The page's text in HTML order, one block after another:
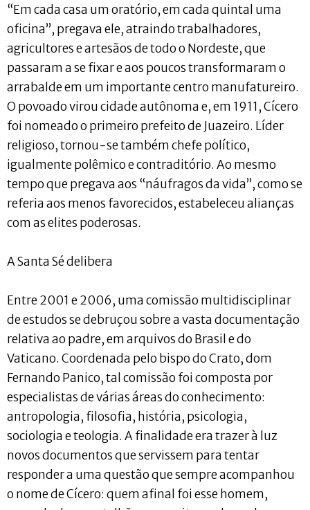
“Em cada casa um oratório, em cada quintal uma
oficina”, pregava ele, atraindo trabalhadores,
agricultores e artesãos de todo o Nordeste, que
passaram a se fixar e aos poucos transformaram o
arrabalde em um importante centro manufatureiro.
O povoado virou cidade autônoma e, em 1911, Cícero
foi nomeado o primeiro prefeito de Juazeiro. Líder
religioso, tornou-se também chefe político,
igualmente polêmico e contraditório. Ao mesmo
tempo que pregava aos “náufragos da vida”, como se
referia aos menos favorecidos, estabeleceu alianças
com as elites poderosas.
A Santa Sé delibera
Entre 2001 e 2006, uma comissão multidisciplinar
de estudos se debruçou sobre a vasta documentação
relativa ao padre, em arquivos do Brasil e do
Vaticano. Coordenada pelo bispo do Crato, dom
Fernando Panico, tal comissão foi composta por
especialistas de várias áreas do conhecimento:
antropologia, filosofia, história, psicologia,
sociologia e teologia. A finalidade era trazer à luz
novos documentos que servissem para tentar
responder a uma questão que sempre acompanhou
o nome de Cícero: quem afinal foi esse homem,